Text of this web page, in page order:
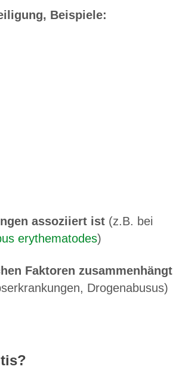
Beispiele:
assoziiert ist (z.B. bei
erythematodes​​​​​​​)
Faktoren zusammenhängt
Drogenabusus)